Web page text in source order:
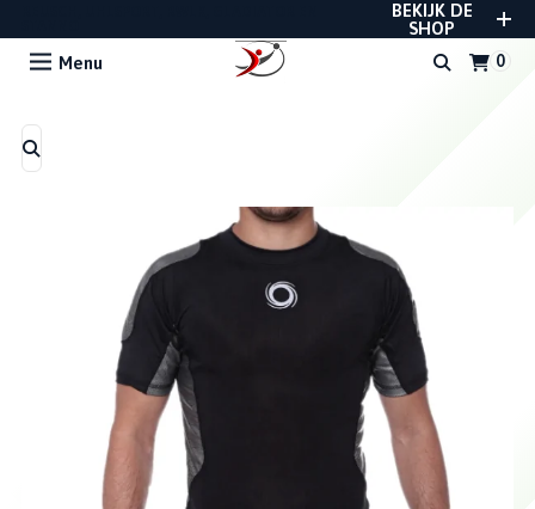
BEKIJK DE
SHOP
Menu